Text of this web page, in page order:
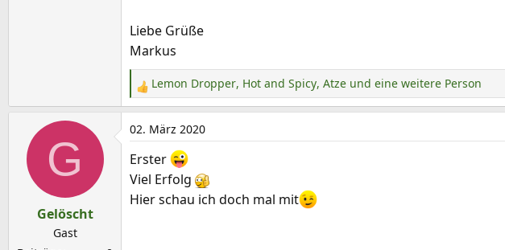
Liebe Grüße
Markus
R
e
a
k
t
i
o
Lemon Dropper, Hot and Spicy, Atze und eine weitere Person
G
Gelöscht
Gast
02. März 2020
Erster
Viel Erfolg
Hier schau ich doch mal mit